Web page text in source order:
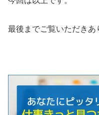
最後までご覧いただきあ